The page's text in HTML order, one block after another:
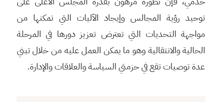
توحيد رؤية المجالس وإيجاد الآليات التي تمكنها من
مواجهة التحديات التي تعترض تعزيز دورها في المرحلة
الحالية والانتقالية وهو ما يمكن العمل عليه من خلال تبني
عدة توصيات تقع في حزمتي السياسة والعلاقات والإدارة.